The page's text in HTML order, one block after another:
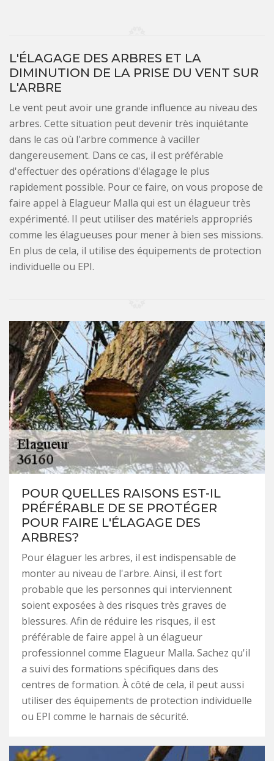
L'ÉLAGAGE DES ARBRES ET LA
DIMINUTION DE LA PRISE DU VENT SUR
L'ARBRE
Le vent peut avoir une grande influence au niveau des
arbres. Cette situation peut devenir très inquiétante
dans le cas où l'arbre commence à vaciller
dangereusement. Dans ce cas, il est préférable
d'effectuer des opérations d'élagage le plus
rapidement possible. Pour ce faire, on vous propose de
faire appel à Elagueur Malla qui est un élagueur très
expérimenté. Il peut utiliser des matériels appropriés
comme les élagueuses pour mener à bien ses missions.
En plus de cela, il utilise des équipements de protection
individuelle ou EPI.
POUR QUELLES RAISONS EST-IL
PRÉFÉRABLE DE SE PROTÉGER
POUR FAIRE L'ÉLAGAGE DES
ARBRES?
Pour élaguer les arbres, il est indispensable de
monter au niveau de l'arbre. Ainsi, il est fort
probable que les personnes qui interviennent
soient exposées à des risques très graves de
blessures. Afin de réduire les risques, il est
préférable de faire appel à un élagueur
professionnel comme Elagueur Malla. Sachez qu'il
a suivi des formations spécifiques dans des
centres de formation. À côté de cela, il peut aussi
utiliser des équipements de protection individuelle
ou EPI comme le harnais de sécurité.